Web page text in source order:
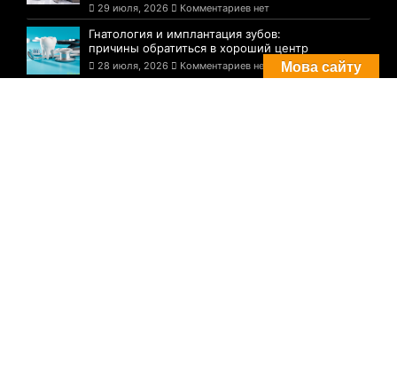
29 июля, 2026 Комментариев нет
Гнатология и имплантация зубов:
причины обратиться в хороший центр
28 июля, 2026 Комментариев нет Мова сайту